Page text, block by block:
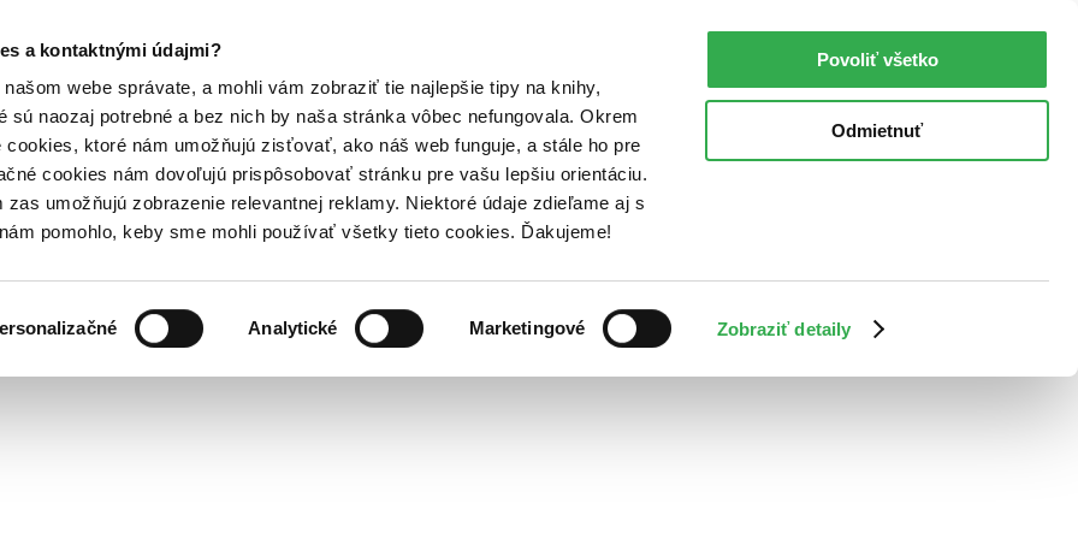
a kontaktnými údajmi?
webe správate, a mohli vám zobraziť tie najlepšie tipy na knihy,
sú naozaj potrebné a bez nich by naša stránka vôbec nefungovala. Okrem
ktoré nám umožňujú zisťovať, ako náš web funguje, a stále ho pre
cookies nám dovoľujú prispôsobovať stránku pre vašu lepšiu orientáciu.
umožňujú zobrazenie relevantnej reklamy. Niektoré údaje zdieľame aj s
pomohlo, keby sme mohli používať všetky tieto cookies. Ďakujeme!
Analytické Marketingové Zobraziť detaily
Povoliť všetko
Odmietnuť